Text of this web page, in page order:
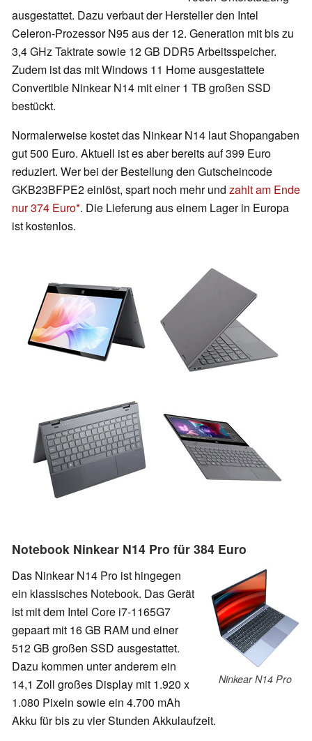
ausgestattet. Dazu verbaut der Hersteller den Intel
Celeron-Prozessor N95 aus der 12. Generation mit bis zu
3,4 GHz Taktrate sowie 12 GB DDR5 Arbeitsspeicher.
Zudem ist das mit Windows 11 Home ausgestattete
Convertible Ninkear N14 mit einer 1 TB großen SSD
bestückt.
Normalerweise kostet das Ninkear N14 laut Shopangaben
gut 500 Euro. Aktuell ist es aber bereits auf 399 Euro
reduziert. Wer bei der Bestellung den Gutscheincode
GKB23BFPE2 einlöst, spart noch mehr und zahlt am Ende
nur 374 Euro . Die Lieferung aus einem Lager in Europa
ist kostenlos.
Notebook Ninkear N14 Pro für 384 Euro
Ninkear N14 Pro
Das Ninkear N14 Pro ist hingegen
ein klassisches Notebook. Das Gerät
ist mit dem Intel Core i7-1165G7
gepaart mit 16 GB RAM und einer
512 GB großen SSD ausgestattet.
Dazu kommen unter anderem ein
14,1 Zoll großes Display mit 1.920 x
1.080 Pixeln sowie ein 4.700 mAh
Akku für bis zu vier Stunden Akkulaufzeit.